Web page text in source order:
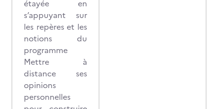
étayée en
s’appuyant sur
les repères et les
notions du
programme
Mettre à
distance ses
opinions
personnelles